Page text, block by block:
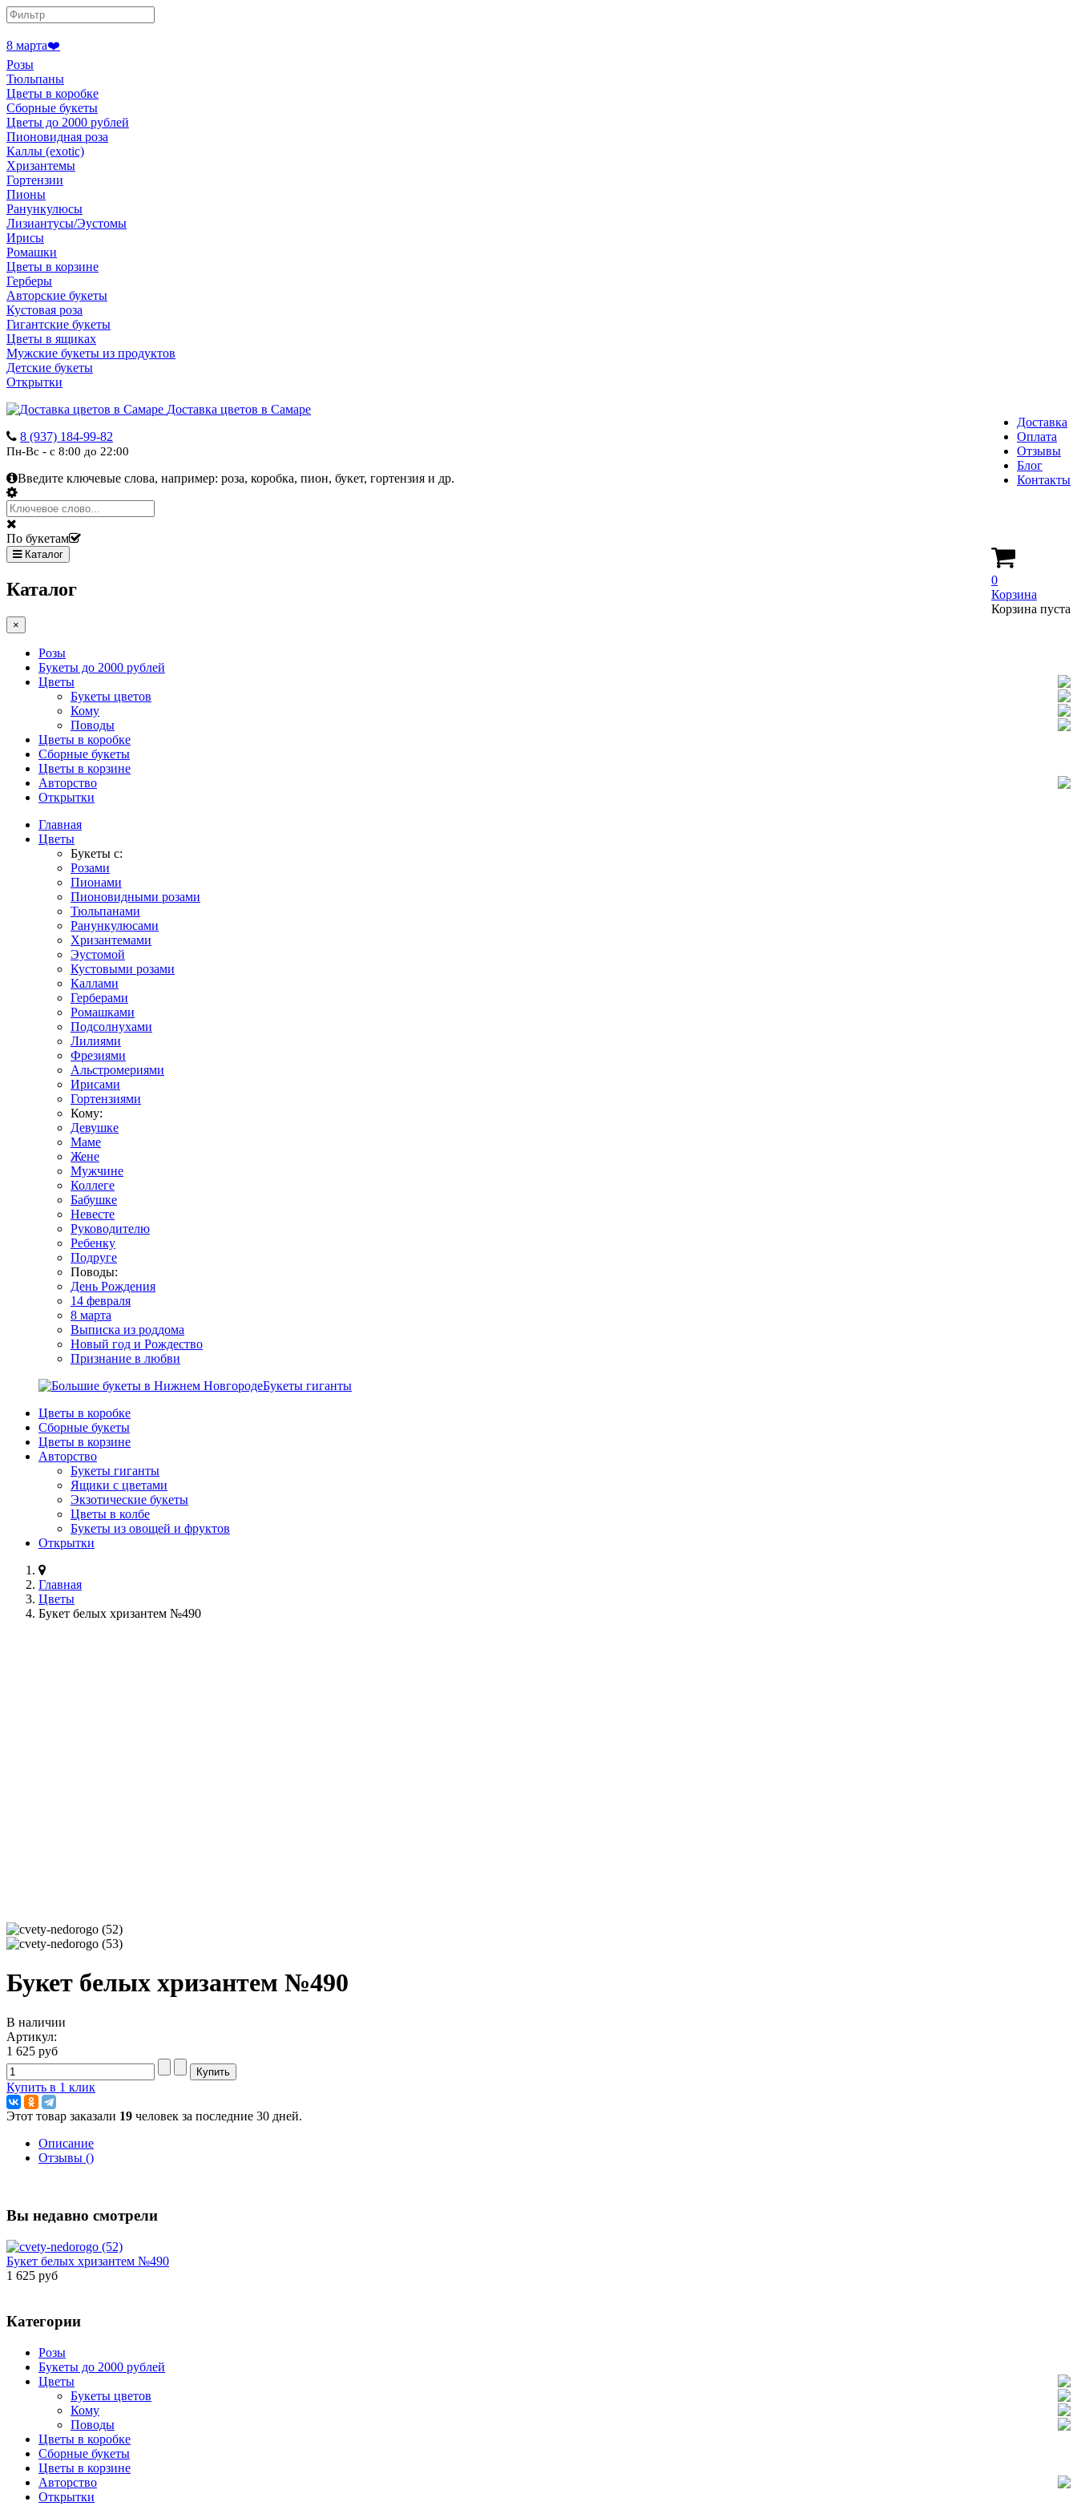
8 марта❤️
Розы
Тюльпаны
Цветы в коробке
Сборные букеты
Цветы до 2000 рублей
Пионовидная роза
Каллы (exotic)
Хризантемы
Гортензии
Пионы
Ранункулюсы
Лизиантусы/Эустомы
Ирисы
Ромашки
Цветы в корзине
Герберы
Авторские букеты
Кустовая роза
Гигантские букеты
Цветы в ящиках
Мужские букеты из продуктов
Детские букеты
Открытки
Доставка
Оплата
Отзывы
Блог
Контакты
Доставка цветов в Самаре
8 (937) 184-99-82
Пн-Вс - с 8:00 до 22:00
Введите ключевые слова, например: роза, коробка, пион, букет, гортензия и др.
По букетам
0
Корзина
Корзина пуста
Каталог
Каталог
×
Розы
Букеты до 2000 рублей
Цветы
Букеты цветов
Кому
Поводы
Цветы в коробке
Сборные букеты
Цветы в корзине
Авторство
Открытки
Главная
Цветы
Букеты с:
Розами
Пионами
Пионовидными розами
Тюльпанами
Ранункулюсами
Хризантемами
Эустомой
Кустовыми розами
Каллами
Герберами
Ромашками
Подсолнухами
Лилиями
Фрезиями
Альстромериями
Ирисами
Гортензиями
Кому:
Девушке
Маме
Жене
Мужчине
Коллеге
Бабушке
Невесте
Руководителю
Ребенку
Подруге
Поводы:
День Рождения
14 февраля
8 марта
Выписка из роддома
Новый год и Рождество
Признание в любви
Букеты гиганты
Цветы в коробке
Сборные букеты
Цветы в корзине
Авторство
Букеты гиганты
Ящики с цветами
Экзотические букеты
Цветы в колбе
Букеты из овощей и фруктов
Открытки
Главная
Цветы
Букет белых хризантем №490
Букет белых хризантем №490
В наличии
Артикул:
1 625 руб
Купить в 1 клик
Этот товар заказали 19 человек за последние 30 дней.
Описание
Отзывы ()
Вы недавно смотрели
Букет белых хризантем №490
1 625 руб
Категории
Розы
Букеты до 2000 рублей
Цветы
Букеты цветов
Кому
Поводы
Цветы в коробке
Сборные букеты
Цветы в корзине
Авторство
Открытки